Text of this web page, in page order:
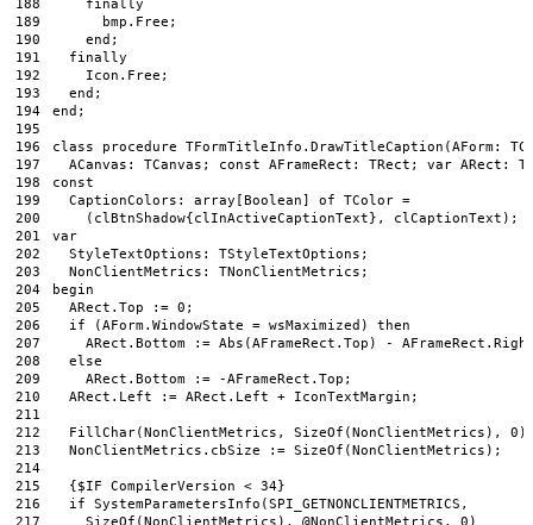
188
189
190
191
192
193
194
195
196
197
198
199
200
201
202
203
204
205
206
207
208
209
210
211
212
213
214
215
216
finally
bmp . Free ;
end ;
finally
Icon . Free ;
end ;
end ;
class procedure TFormTitleInfo . DrawTitleCaption ( AForm:
ACanvas : TCanvas ; const AFrameRect : TRect ; var ARect :
const
CaptionColors : array Boolean of TColor =
( clBtnShadow{ clInActiveCaptionText } , clCaptionText ) ;
var
StyleTextOptions : TStyleTextOptions ;
NonClientMetrics : TNonClientMetrics ;
begin
ARect . Top : = 0 ;
if
( AForm. WindowState = wsMaximized )
then
ARect . Bottom : = Abs ( AFrameRect . Top ) - AFrameRect .
else
ARect . Bottom : = -AFrameRect . Top ;
ARect . Left : = ARect . Left + IconTextMargin ;
FillChar( NonClientMetrics , SizeOf ( NonClientMetrics ) , 0 )
NonClientMetrics . cbSize : = SizeOf ( NonClientMetrics ) ;
{ $IF CompilerVersion < 34}
if
SystemParametersInfo ( SPI_GETNONCLIENTMETRICS ,